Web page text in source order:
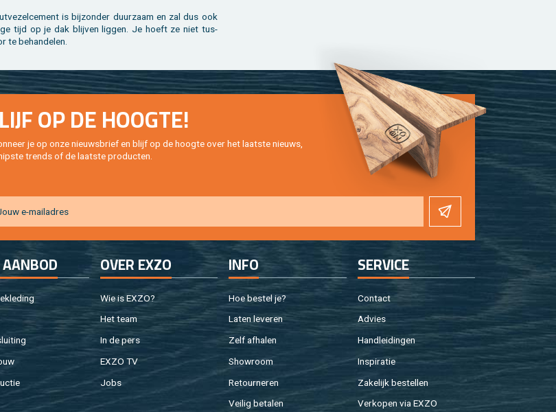
is bij­zon­der duur­zaam en zal dus ook
tijd op je dak blij­ven lig­gen. Je hoeft ze niet tus­
te be­han­de­len.
OP DE HOOG­TE!
je op onze nieuws­brief en blijf op de hoog­te over het laat­ste nieuws,
trends of de laat­ste pro­duc­ten.
OVER EXZO
Wie is EXZO?
Het team
In de pers
EXZO TV
Jobs
INFO
Hoe be­stel je?
Laten le­ve­ren
Zelf af­ha­len
Show­room
Re­tour­ne­ren
Vei­lig be­ta­len
SER­VI­CE
Con­tact
Ad­vies
Hand­lei­din­gen
In­spi­ra­tie
Za­ke­lijk be­stel­len
Ver­ko­pen via EXZO